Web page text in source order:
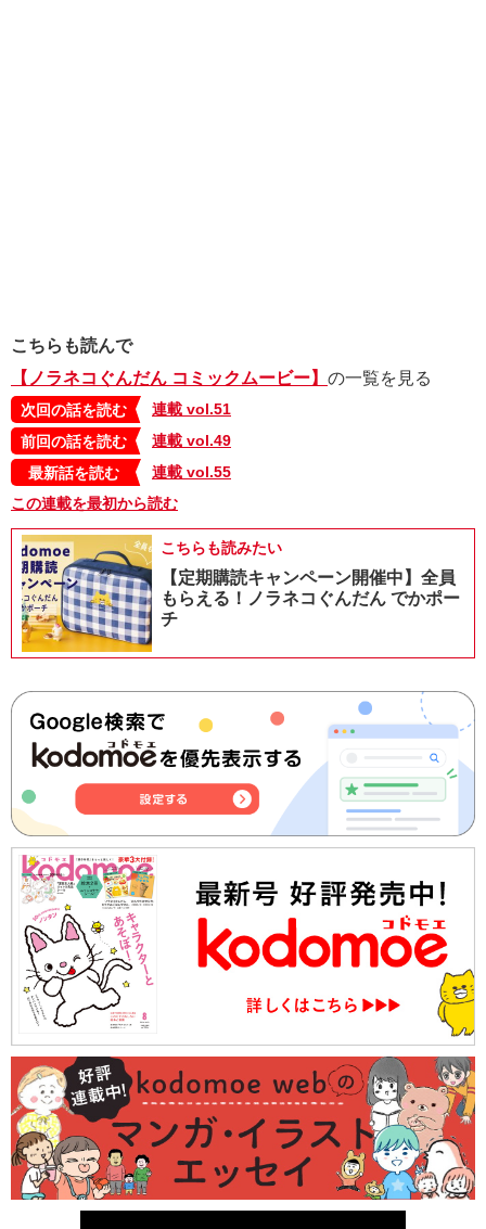
こちらも読んで
【ノラネコぐんだん コミックムービー】 の一覧を見る
次回の話を読む
連載 vol.51
前回の話を読む
連載 vol.49
最新話を読む
連載 vol.55
この連載を最初から読む
こちらも読みたい
【定期購読キャンペーン開催中】全員
もらえる！ノラネコぐんだん でかポー
チ